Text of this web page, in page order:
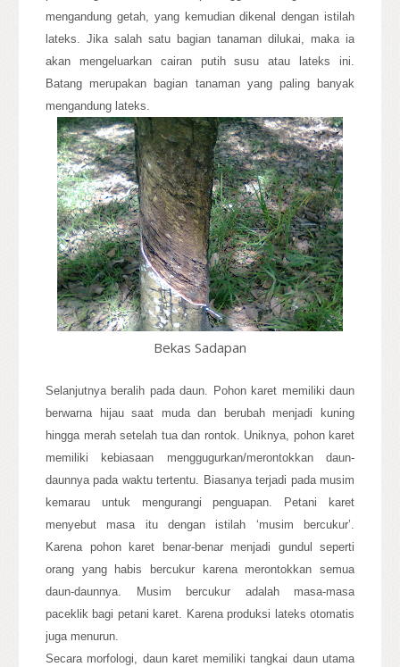
mengandung getah, yang kemudian dikenal dengan istilah
lateks. Jika salah satu bagian tanaman dilukai, maka ia
akan mengeluarkan cairan putih susu atau lateks ini.
Batang merupakan bagian tanaman yang paling banyak
mengandung lateks.
Bekas Sadapan
Selanjutnya beralih pada daun. Pohon karet memiliki daun
berwarna hijau saat muda dan berubah menjadi kuning
hingga merah setelah tua dan rontok. Uniknya, pohon karet
memiliki kebiasaan menggugurkan/merontokkan daun-
daunnya pada waktu tertentu. Biasanya terjadi pada musim
kemarau untuk mengurangi penguapan. Petani karet
menyebut masa itu dengan istilah ‘musim bercukur’.
Karena pohon karet benar-benar menjadi gundul seperti
orang yang habis bercukur karena merontokkan semua
daun-daunnya. Musim bercukur adalah masa-masa
paceklik bagi petani karet. Karena produksi lateks otomatis
juga menurun.
Secara morfologi, daun karet memiliki tangkai daun utama